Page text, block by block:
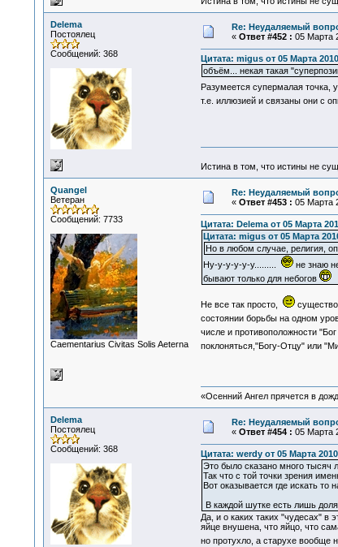
Delema
Постоялец
Сообщений: 368
Re: Неудаляемый
« Ответ #452 : 05 Марта
Цитата: migus от 05 Марта
объём... некая такая
Разумеется супермалая точка,
т.е. иллюзией и связаны они с
Истина в том, что истины не
Quangel
Ветеран
Сообщений: 7733
Сaementarius Civitas Solis Aeterna
Re: Неудаляемый
« Ответ #453 : 05 Марта
Цитата: Delema от 05 Марта
Цитата: migus от 05 Марта
Но в любом случае, религия,
Ну-у-у-у-у-у.........
не знаю
бывают только для небогов
Не все так просто,
состоянии борьбы на одном
числе и противоположности
поклоняться,"Богу-Отцу" или
«Осенний Ангел прячется в
Delema
Постоялец
Сообщений: 368
Re: Неудаляемый
« Ответ #454 : 05 Марта
Цитата: werdy от 05 Марта
Это было сказано много тысяч
Так что с той точки зрения
Вот оказывается где искать
В каждой шутке есть лишь доля
Да, и о каких таких "чудесах"
яйце внушена, что яйцо, что
но протухло, а старухе вообще